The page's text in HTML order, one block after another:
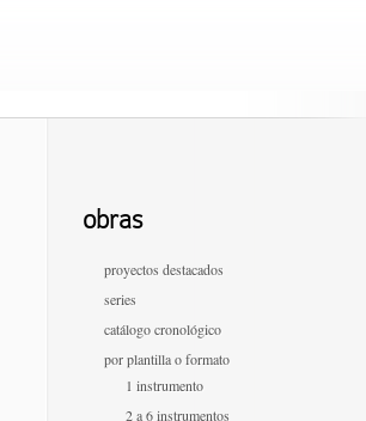
obras
proyectos destacados
series
catálogo cronológico
por plantilla o formato
1 instrumento
2 a 6 instrumentos